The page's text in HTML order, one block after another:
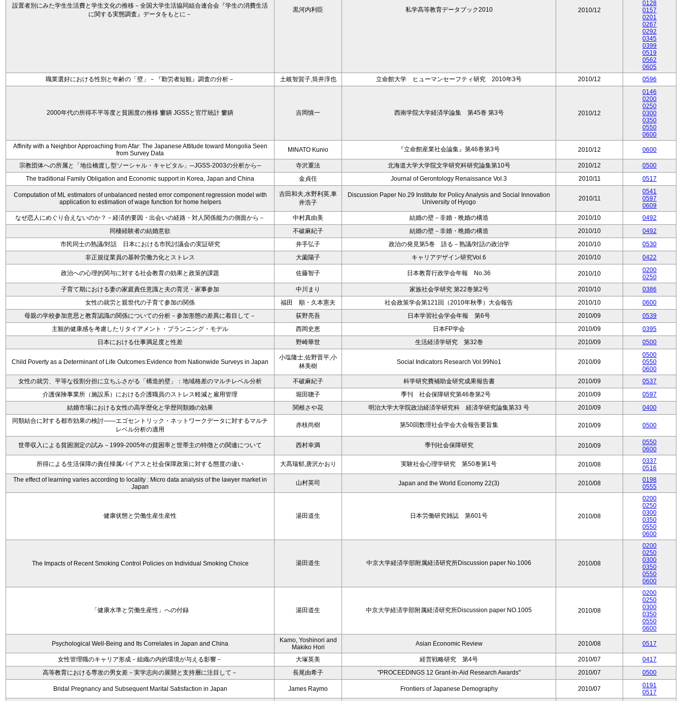
設置者別にみた学生生活費と学生文化の推移－全国大学生活協同組合連合会『学生の消費生活
に関する実態調査』データをもとに－
黒河内利臣 私学高等教育データブック2010 2010/12
0128
0157
0201
0267
0292
0345
0399
0519
0562
0605
職業選好における性別と年齢の「壁」－『勤労者短観』調査の分析－
土岐智賀子,筒井淳也 立命館大学 ヒューマンセーフティ研究 2010年3号 2010/12 0596
2000年代の所得不平等度と貧困度の推移 窶鐀 JGSSと官庁統計 窶鐀 吉岡慎一 西南学院大学経済学論集 第45巻 第3号 2010/12
0146
0200
0250
0300
0350
0550
0600
Affinity with a Neighbor Approaching from Afar: The Japanese Attitude toward Mongolia Seen
from Survey Data
MINATO Kunio 『立命館産業社会論集』第46巻第3号 2010/12 0600
宗教団体への所属と「地位橋渡し型ソーシャル・キャピタル」─JGSS-2003の分析から─ 寺沢重法 北海道大学大学院文学研究科研究論集第10号 2010/12
0500
The traditional Family Obligation and Economic support in Korea, Japan and China
金貞任 Journal of Gerontology Renaissance Vol.3 2010/11 0517
Computation of ML estimators of unbalanced nested error component regression model with
application to estimation of wage function for home helpers
吉田和夫,水野利英,車
井浩子
Discussion Paper No.29 Institute for Policy Analysis and Social Innovation
University of Hyogo
2010/11
0541
0597
0609
なぜ恋人にめぐり合えないのか？－経済的要因・出会いの経路・対人関係能力の側面から－
中村真由美 結婚の壁－非婚・晩婚の構造 2010/10
0492
同棲経験者の結婚意欲
不破麻紀子 結婚の壁－非婚・晩婚の構造 2010/10
0492
市民同士の熟議/対話 日本における市民討議会の実証研究
井手弘子 政治の発見第5巻 語る－熟議/対話の政治学 2010/10
0530
非正規従業員の基幹労働力化とストレス
大薗陽子 キャリアデザイン研究Vol.6 2010/10 0422
政治への心理的関与に対する社会教育の効果と政策的課題 佐藤智子 日本教育行政学会年報 No.36 2010/10
0200
0250
子育て期における妻の家庭責任意識と夫の育児・家事参加
中川まり 家族社会学研究 第22巻第2号 2010/10
0386
女性の就労と親世代の子育て参加の関係
福田 順・久本憲夫 社会政策学会第121回（2010年秋季）大会報告 2010/10
0600
母親の学校参加意思と教育認識の関係についての分析－参加形態の差異に着目して－
荻野亮吾 日本学習社会学会年報 第6号 2010/09
0539
主観的健康感を考慮したリタイアメント・プランニング・モデル
西岡史恵 日本FP学会 2010/09
0395
日本における仕事満足度と性差
野崎華世 生活経済学研究 第32巻 2010/09 0500
Child Poverty as a Determinant of Life Outcomes:Evidence from Nationwide Surveys in Japan
小塩隆士,佐野晋平,小
林美樹
Social Indicators Research Vol.99No1 2010/09
0500
0550
0600
女性の就労、平等な役割分担に立ちふさがる「構造的壁」：地域格差のマルチレベル分析
不破麻紀子 科学研究費補助金研究成果報告書 2010/09
0537
介護保険事業所（施設系）における介護職員のストレス軽減と雇用管理
堀田聰子 季刊 社会保障研究第46巻第2号 2010/09
0597
結婚市場における女性の高学歴化と学歴同類婚の効果
関根さや花 明治大学大学院政治経済学研究科 経済学研究論集第33 号 2010/09
0400
同類結合に対する都市効果の検討――エゴセントリック・ネットワークデータに対するマルチ
レベル分析の適用
赤枝尚樹 第50回数理社会学会大会報告要旨集 2010/09 0500
世帯収入による貧困測定の試み－1999-2005年の貧困率と世帯主の特徴との関連について 西村幸満 季刊社会保障研究 2010/09
0550
0600
所得による生活保障の責任帰属バイアスと社会保障政策に対する態度の違い 大髙瑞郁,唐沢かおり 実験社会心理学研究 第50巻第1号 2010/08
0337
0516
The effect of learning varies according to locality : Micro data analysis of the lawyer market in
Japan
山村英司 Japan and the World Economy 22(3) 2010/08
0198
0555
健康状態と労働生産生産性 湯田道生 日本労働研究雑誌 第601号 2010/08
0200
0250
0300
0350
0550
0600
The Impacts of Recent Smoking Control Policies on Individual Smoking Choice 湯田道生 中京大学経済学部附属経済研究所Discussion paper No.1006 2010/08
0200
0250
0300
0350
0550
0600
「健康水準と労働生産性」への付録 湯田道生 中京大学経済学部附属経済研究所Discussion paper NO.1005 2010/08
0200
0250
0300
0350
0550
0600
Psychological Well-Being and Its Correlates in Japan and China
Kamo, Yoshinori and
Makiko Hori
Asian Economic Review 2010/08 0517
女性管理職のキャリア形成－組織の内的環境が与える影響－ 大塚英美 経営戦略研究 第4号 2010/07
0417
高等教育における専攻の男女差－実学志向の展開と支持層に注目して－
長尾由希子 "PROCEEDINGS 12 Grant-In-Aid Research Awards" 2010/07 0500
Bridal Pregnancy and Subsequent Marital Satisfaction in Japan James Raymo Frontiers of Japanese Demography 2010/07
0191
0517